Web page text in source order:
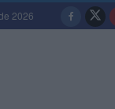
2026